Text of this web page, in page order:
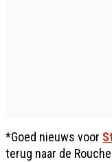
*Goed nieuws voor
terug naar de